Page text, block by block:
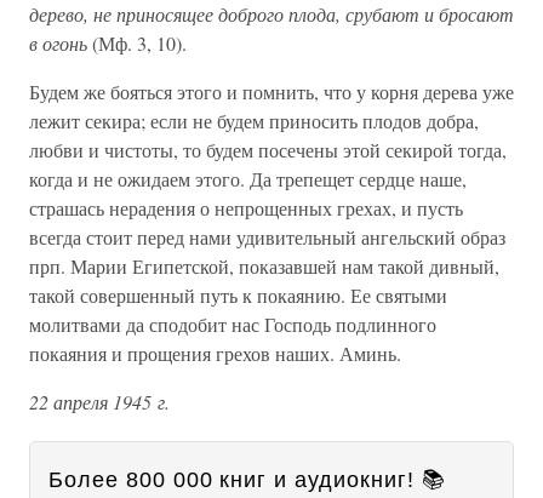
дерево, не приносящее доброго плода, срубают и бросают
в огонь(Мф. 3, 10).
Будем же бояться этого и помнить, что у корня дерева уже
лежит секира; если не будем приносить плодов добра,
любви и чистоты, то будем посечены этой секирой тогда,
когда и не ожидаем этого. Да трепещет сердце наше,
страшась нерадения о непрощенных грехах, и пусть
всегда стоит перед нами удивительный ангельский образ
прп. Марии Египетской, показавшей нам такой дивный,
такой совершенный путь к покаянию. Ее святыми
молитвами да сподобит нас Господь подлинного
покаяния и прощения грехов наших. Аминь.
22 апреля 1945 г.
Более 800 000 книг и аудиокниг! 📚